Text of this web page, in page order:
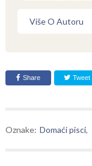
Više O Autoru
Share Tweet
Oznake: Domaći pisci,